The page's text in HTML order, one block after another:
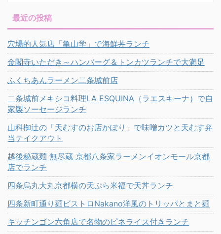
最近の投稿
穴場的人気店「亀山学」で海鮮丼ランチ
金閣寺いただき～ハンバーグ＆トンカツランチで大満足
ふくちあんラーメン二条城前店
二条城前メキシコ料理LA ESQUINA（ラエスキーナ）で自
家製ソーセージランチ
山科椥辻の「天むすのお店かぽり」で味噌カツと天むす弁
当テイクアウト
越後秘蔵麺 無尽蔵 京都八条家ラーメンイオンモール京都
店でランチ
四条烏丸大丸京都横の天ぷら米福で天丼ランチ
四条新町通り麺ビストロNakano洋風のトリッパとまと麺
キッチンゴン六角店で名物のピネライス付きランチ